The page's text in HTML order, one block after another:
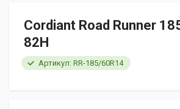
Cordiant Road Runner
82H
Артикул: RR-185/60R14